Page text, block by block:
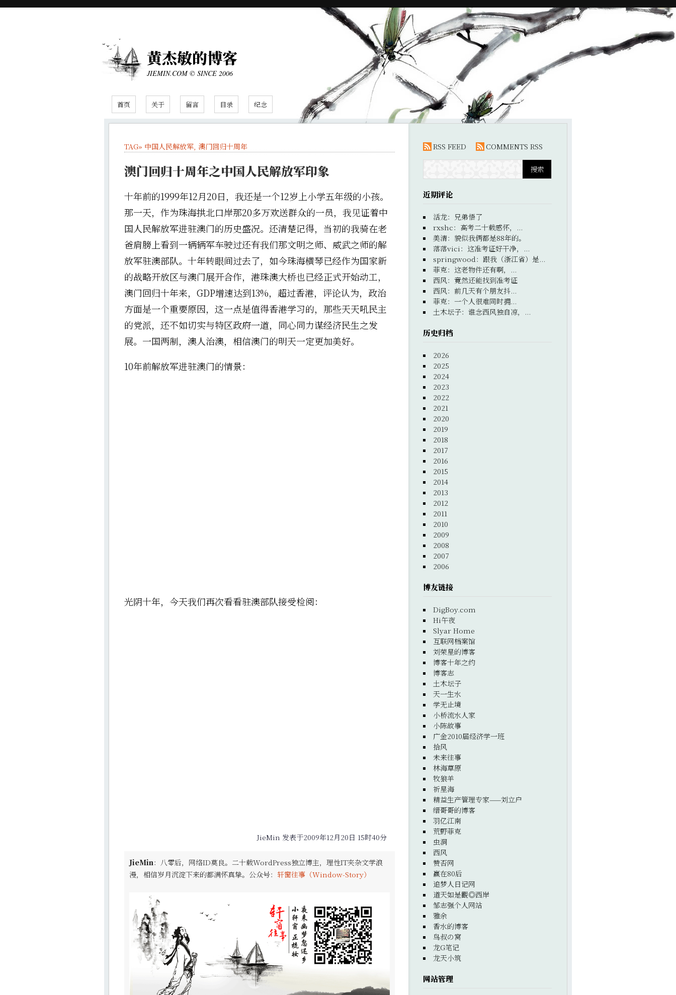
黄杰敏的博客
JIEMIN.COM © SINCE 2006
首页 关于 留言 目录 纪念
TAG» 中国人民解放军, 澳门回归十周年
澳门回归十周年之中国人民解放军印象
十年前的1999年12月20日，我还是一个12岁上小学五年级的小孩。
那一天，作为珠海拱北口岸那20多万欢送群众的一员，我见证着中
国人民解放军进驻澳门的历史盛况。还清楚记得，当初的我骑在老
爸肩膀上看到一辆辆军车驶过还有我们那文明之师、威武之师的解
放军驻澳部队。 十年转眼间过去了，如今珠海横琴已经作为国家新
的战略开放区与澳门展开合作，港珠澳大桥也已经正式开始动工，
澳门回归十年来，GDP增速达到13%，超过香港，评论认为，政治
方面是一个重要原因，这一点是值得香港学习的，那些天天吼民主
的党派，还不如切实与特区政府一道，同心同力谋经济民生之发
展。一国两制，澳人治澳，相信澳门的明天一定更加美好。
10年前解放军进驻澳门的情景：
光阴十年，今天我们再次看看驻澳部队接受检阅：
JieMin 发表于2009年12月20日 15时40分
JieMin：八零后，网络ID莫良。二十载WordPress独立博主，理性IT夹杂文学浪
漫，相信岁月沉淀下来的都满怀真挚。公众号： 轩窗往事（Window-Story）
RSS FEED COMMENTS RSS
近期评论
活龙： 兄弟悟了
rxshc： 高考二十载感怀，...
美清： 貌似我俩都是88年的。
落落vici ： 这准考证好干净，...
springwood ： 跟我（浙江省）是...
菲克： 这老物件还有啊，...
西风： 竟然还能找到准考证
西风： 前几天有个朋友抖...
菲克： 一个人很难同时拥...
土木坛子： 谁念西风独自凉，...
历史归档
2026
2025
2024
2023
2022
2021
2020
2019
2018
2017
2016
2015
2014
2013
2012
2011
2010
2009
2008
2007
2006
博友链接
DigBoy.com
Hi午夜
Slyar Home
互联网档案馆
刘荣星的博客
博客十年之约
博客志
土木坛子
天一生水
学无止境
小桥流水人家
小陈故事
广金2010届经济学一班
拾风
未来往事
林海草原
牧狼羊
祈星海
精益生产管理专家——刘立户
缙哥哥的博客
羽亿江南
荒野菲克
虫洞
西风
赞否网
赢在80后
追梦人日记网
道天如是觀◎西岸
邹志强个人网站
雅余
香水的博客
鸟叔の窝
龙G笔记
龙天小筑
网站管理